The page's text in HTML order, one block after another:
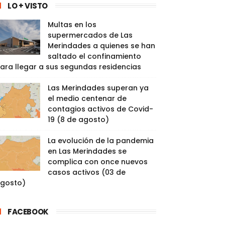
LO + VISTO
Multas en los
supermercados de Las
Merindades a quienes se han
saltado el confinamiento
llegar a sus segundas residencias
Las Merindades superan ya
el medio centenar de
contagios activos de Covid-
19 (8 de agosto)
La evolución de la pandemia
en Las Merindades se
complica con once nuevos
casos activos (03 de
FACEBOOK